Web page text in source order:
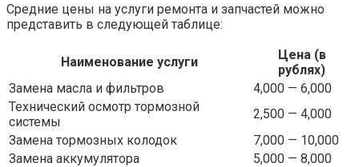
Средние цены на услуги ремонта и запчастей можно
представить в следующей таблице:
Наименование услуги
Цена (в
рублях)
Замена масла и фильтров
4,000 — 6,000
Технический осмотр тормозной
системы
2,500 — 4,000
Замена тормозных колодок
7,000 — 10,000
Замена аккумулятора
5,000 — 8,000